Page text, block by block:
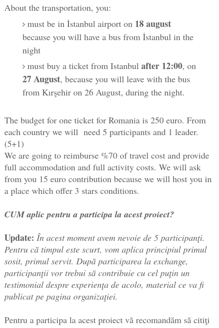
About the transportation, you:
must be in İstanbul airport on 18 august
because you will have a bus from İstanbul in the
night
must buy a ticket from Istanbulafter 12:00, on
27 August, because you will leave with the bus
from Kırşehir on 26 August, during the night.
The budget for one ticket for Romania is 250 euro. From
each country we will need 5 participants and 1 leader.
(5+1)
We are going to reimburse %70 of travel cost and provide
full accommodation and full activity costs. We will ask
from you 15 euro contribution because we will host you in
a place which offer 3 stars conditions.
CUM aplic pentru a participa la acest proiect?
Update: În acest moment avem nevoie de 5 participanţi.
Pentru că timpul este scurt, vom aplica principiul primul
sosit, primul servit. După participarea la exchange,
participanţii vor trebui să contribuie cu cel puţin un
testimonial despre experienţa de acolo, material ce va fi
publicat pe pagina organizaţiei.
Pentru a participa la acest proiect vă recomandăm să citiţi